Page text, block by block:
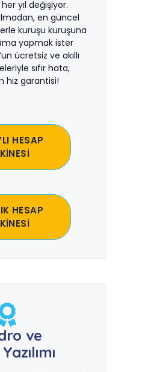
yıl değişiyor.
en güncel
kuruşu kuruşuna
yapmak ister
ücretsiz ve akıllı
sıfır hata,
hız garantisi!
HESAP
HESAP
ve